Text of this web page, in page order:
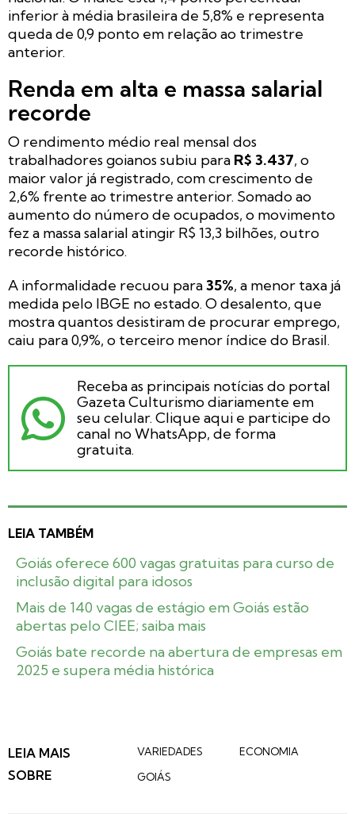
inferior à média brasileira de 5,8% e representa
queda de 0,9 ponto em relação ao trimestre
anterior.
Renda em alta e massa salarial
recorde
O rendimento médio real mensal dos
trabalhadores goianos subiu para R$ 3.437, o
maior valor já registrado, com crescimento de
2,6% frente ao trimestre anterior. Somado ao
aumento do número de ocupados, o movimento
fez a massa salarial atingir R$ 13,3 bilhões, outro
recorde histórico.
A informalidade recuou para35%, a menor taxa já
medida pelo IBGE no estado. O desalento, que
mostra quantos desistiram de procurar emprego,
caiu para 0,9%, o terceiro menor índice do Brasil.
Receba as principais notícias do portal
Gazeta Culturismo diariamente em
seu celular. Clique aqui e participe do
canal no WhatsApp, de forma
gratuita.
LEIA TAMBÉM
Goiás oferece 600 vagas gratuitas para curso de
inclusão digital para idosos
Mais de 140 vagas de estágio em Goiás estão
abertas pelo CIEE; saiba mais
Goiás bate recorde na abertura de empresas em
2025 e supera média histórica
LEIA MAIS
SOBRE
VARIEDADES
ECONOMIA
GOIÁS